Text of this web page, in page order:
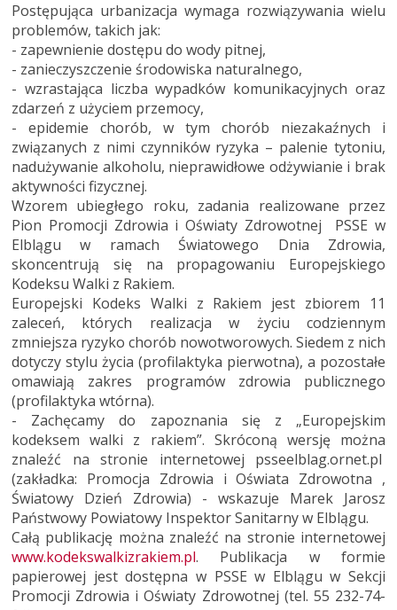
Postępująca urbanizacja wymaga rozwiązywania wielu
problemów, takich jak:
- zapewnienie dostępu do wody pitnej,
- zanieczyszczenie środowiska naturalnego,
- wzrastająca liczba wypadków komunikacyjnych oraz
zdarzeń z użyciem przemocy,
- epidemie chorób, w tym chorób niezakaźnych i
związanych z nimi czynników ryzyka – palenie tytoniu,
nadużywanie alkoholu, nieprawidłowe odżywianie i brak
aktywności fizycznej.
Wzorem ubiegłego roku, zadania realizowane przez
Pion Promocji Zdrowia i Oświaty Zdrowotnej PSSE w
Elblągu w ramach Światowego Dnia Zdrowia,
skoncentrują się na propagowaniu Europejskiego
Kodeksu Walki z Rakiem.
Europejski Kodeks Walki z Rakiem jest zbiorem 11
zaleceń, których realizacja w życiu codziennym
zmniejsza ryzyko chorób nowotworowych. Siedem z nich
dotyczy stylu życia (profilaktyka pierwotna), a pozostałe
omawiają zakres programów zdrowia publicznego
(profilaktyka wtórna).
- Zachęcamy do zapoznania się z „Europejskim
kodeksem walki z rakiem”. Skróconą wersję można
znaleźć na stronie internetowej psseelblag.ornet.pl
(zakładka: Promocja Zdrowia i Oświata Zdrowotna ,
Światowy Dzień Zdrowia) - wskazuje Marek Jarosz
Państwowy Powiatowy Inspektor Sanitarny w Elblągu.
Całą publikację można znaleźć na stronie internetowej
www.kodekswalkizrakiem.pl. Publikacja w formie
papierowej jest dostępna w PSSE w Elblągu w Sekcji
Promocji Zdrowia i Oświaty Zdrowotnej (tel. 55 232-74-